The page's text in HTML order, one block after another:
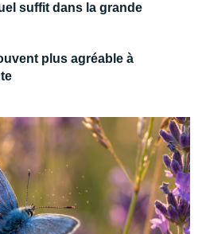
suffit dans la grande
plus agréable à